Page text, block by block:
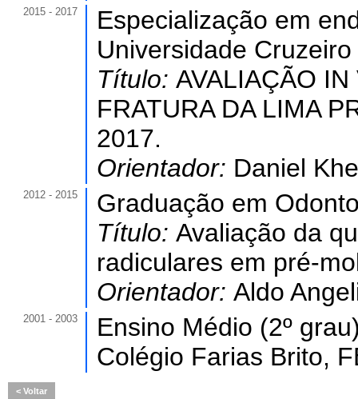
2015 - 2017
Especialização em
Universidade
Título: AVALIAÇÃO
FRATURA DA LIMA
2017.
Orientador: Daniel
2012 - 2015
Graduação em
Título: Avaliação da
radiculares em pré-
Orientador: Aldo
2001 - 2003
Ensino Médio (2º
Colégio Farias Brito,
Voltar